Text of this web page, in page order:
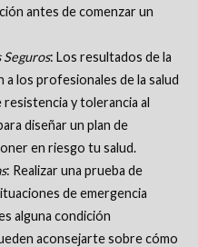
antes de comenzar un
: Los resultados de la
los profesionales de la salud
y tolerancia al
diseñar un plan de
en riesgo tu salud.
: Realizar una prueba de
de emergencia
alguna condición
aconsejarte sobre cómo